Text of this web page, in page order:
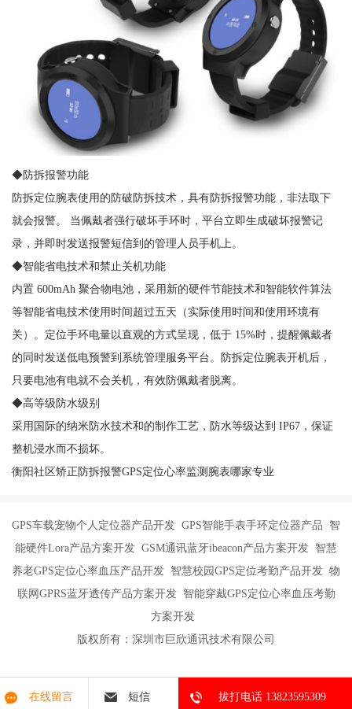
◆防拆报警功能
防拆定位腕表使用的防破防拆技术，具有防拆报警功能，非法取下
就会报警。 当佩戴者强行破坏手环时，平台立即生成破坏报警记
录，并即时发送报警短信到的管理人员手机上。
◆智能省电技术和禁止关机功能
内置 600mAh 聚合物电池，采用新的硬件节能技术和智能软件算法
等智能省电技术使用时间超过五天（实际使用时间和使用环境有
关）。定位手环电量以直观的方式呈现，低于 15%时，提醒佩戴者
的同时发送低电预警到系统管理服务平台。防拆定位腕表开机后，
只要电池有电就不会关机，有效防佩戴者脱离。
◆高等级防水级别
采用国际的纳米防水技术和的制作工艺，防水等级达到 IP67，保证
整机浸水而不损坏。
衡阳社区矫正防拆报警GPS定位心率监测腕表哪家专业
GPS车载宠物个人定位器产品开发 GPS智能手表手环定位器产品 智
能硬件Lora产品方案开发 GSM通讯蓝牙ibeacon产品方案开发 智慧
养老GPS定位心率血压产品开发 智慧校园GPS定位考勤产品开发 物
联网GPRS蓝牙透传产品方案开发 智能穿戴GPS定位心率血压考勤
方案开发
版权所有：深圳市巨欣通讯技术有限公司
在线留言 短信 拔打电话 13823595309